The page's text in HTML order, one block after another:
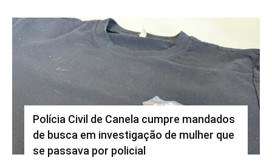
Polícia Civil de Canela cumpre mandados
de busca em investigação de mulher que
se passava por policial